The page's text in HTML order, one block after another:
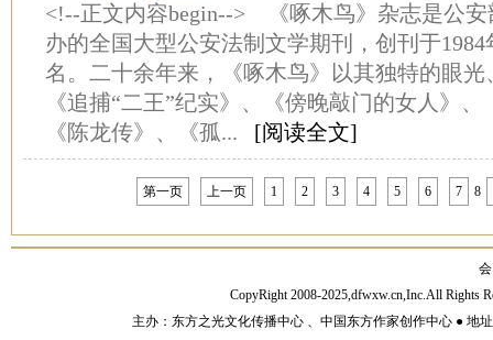
<!--正文内容begin--> 《啄木鸟》杂志是公安
办的全国大型公安法制文学期刊，创刊于
名。二十余年来，《啄木鸟》以其独特的眼
《追捕“二王”纪实》、《傍晚敲门的女人》
《陈龙传》、《孤... [阅读全文]
第一页 上一页 1 2 3 4 5 6 7 8
CopyRight 2008-2025,dfwxw.cn,Inc.All Rights
主办：东方之光文化传播中心 、中国东方作家创作中心 ● 地